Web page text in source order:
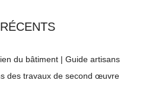
du bâtiment | Guide artisans
des travaux de second œuvre